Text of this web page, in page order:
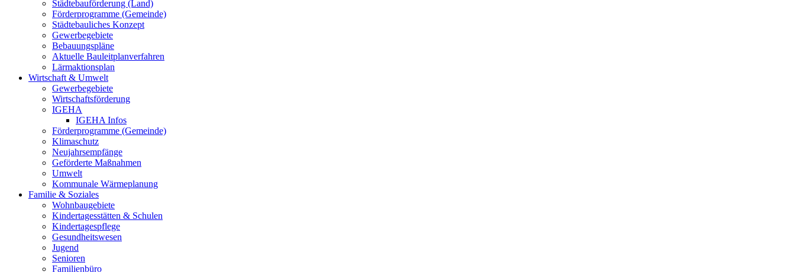
Städtebauförderung (Land)
Förderprogramme (Gemeinde)
Städtebauliches Konzept
Gewerbegebiete
Bebauungspläne
Aktuelle Bauleitplanverfahren
Lärmaktionsplan
Wirtschaft & Umwelt
Gewerbegebiete
Wirtschaftsförderung
IGEHA
IGEHA Infos
Förderprogramme (Gemeinde)
Klimaschutz
Neujahrsempfänge
Geförderte Maßnahmen
Umwelt
Kommunale Wärmeplanung
Familie & Soziales
Wohnbaugebiete
Kindertagesstätten & Schulen
Kindertagespflege
Gesundheitswesen
Jugend
Senioren
Familienbüro